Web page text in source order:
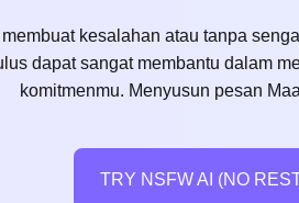
kesalahan atau tanpa
dapat sangat membantu dalam
komitmenmu. Menyusun pesan
TRY NSFW AI (NO